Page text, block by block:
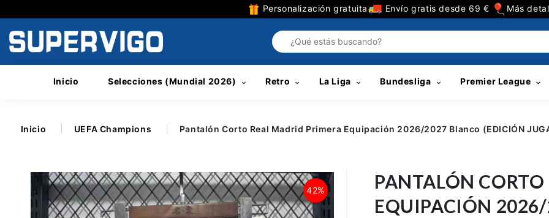
Personalización gratuita Envío gratis desde 69 € Más
Inicio Selecciones (Mundial 2026) Retro La Liga Bundesliga Premier League
Inicio UEFA Champions Pantalón Corto Real Madrid Primera Equipación 2026/2027 Blanco (EDICIÓN
42%
PANTALÓN
EQUIPACIÓN